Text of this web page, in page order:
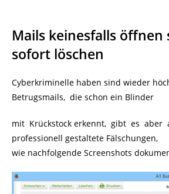
Mails keinesfalls öffnen
sofort löschen
Cyberkriminelle haben sind wieder
Betrugsmails, die schon ein Blinder
mit Krückstock erkennt, gibt es aber
professionell gestaltete Fälschungen,
wie nachfolgende Screenshots